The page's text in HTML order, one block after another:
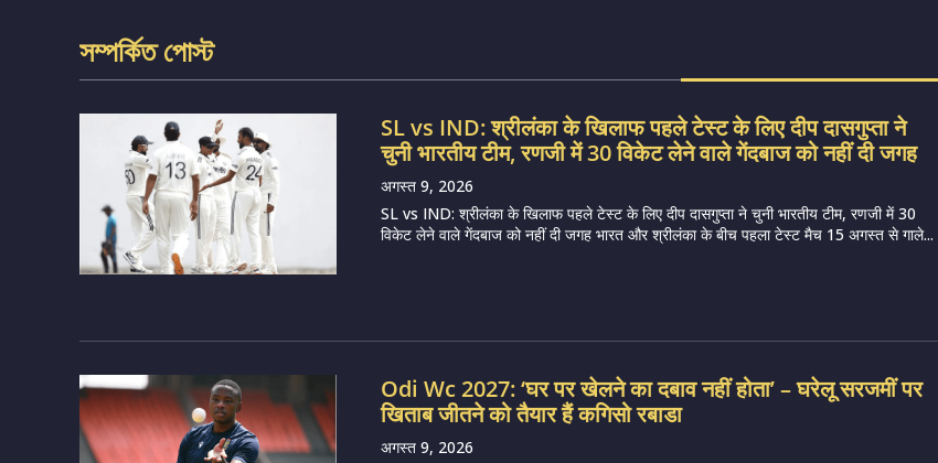
সম্পর্কিত পোস্ট
SL vs IND: श्रीलंका के खिलाफ पहले टेस्ट के लिए दीप दासगुप्ता ने
चुनी भारतीय टीम, रणजी में 30 विकेट लेने वाले गेंदबाज को नहीं दी जगह
अगस्त 9, 2026
SL vs IND: श्रीलंका के खिलाफ पहले टेस्ट के लिए दीप दासगुप्ता ने चुनी भारतीय टीम, रणजी में 30
विकेट लेने वाले गेंदबाज को नहीं दी जगह भारत और श्रीलंका के बीच पहला टेस्ट मैच 15 अगस्त से गाले...
Odi Wc 2027: ‘घर पर खेलने का दबाव नहीं होता’ – घरेलू सरजमीं पर
खिताब जीतने को तैयार हैं कगिसो रबाडा
अगस्त 9, 2026